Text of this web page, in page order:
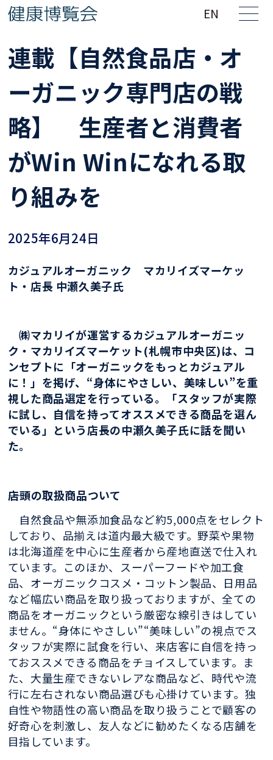
EN
連載【自然食品店・オ
ーガニック専門店の戦
略】 生産者と消費者
がWin Winになれる取
り組みを
2025年6月24日
カジュアルオーガニック マカリイズマーケッ
ト・店長 中瀬久美子氏
㈱マカリイが運営するカジュアルオーガニッ
ク・マカリイズマーケット(札幌市中央区)は、コ
ンセプトに「オーガニックをもっとカジュアル
に！」を掲げ、“身体にやさしい、美味しい”を重
視した商品選定を行っている。「スタッフが実際
に試し、自信を持ってオススメできる商品を選ん
でいる」という店長の中瀬久美子氏に話を聞い
た。
――店頭の取扱商品ついて
自然食品や無添加食品など約5,000点をセレクト
しており、品揃えは道内最大級です。野菜や果物
は北海道産を中心に生産者から産地直送で仕入れ
ています。このほか、スーパーフードや加工食
品、オーガニックコスメ・コットン製品、日用品
など幅広い商品を取り扱っておりますが、全ての
商品をオーガニックという厳密な線引きはしてい
ません。“身体にやさしい”“美味しい”の視点でス
タッフが実際に試食を行い、来店客に自信を持っ
ておススメできる商品をチョイスしています。ま
た、大量生産できないレアな商品など、時代や流
行に左右されない商品選びも心掛けています。独
自性や物語性の高い商品を取り扱うことで顧客の
好奇心を刺激し、友人などに勧めたくなる店舗を
目指しています。